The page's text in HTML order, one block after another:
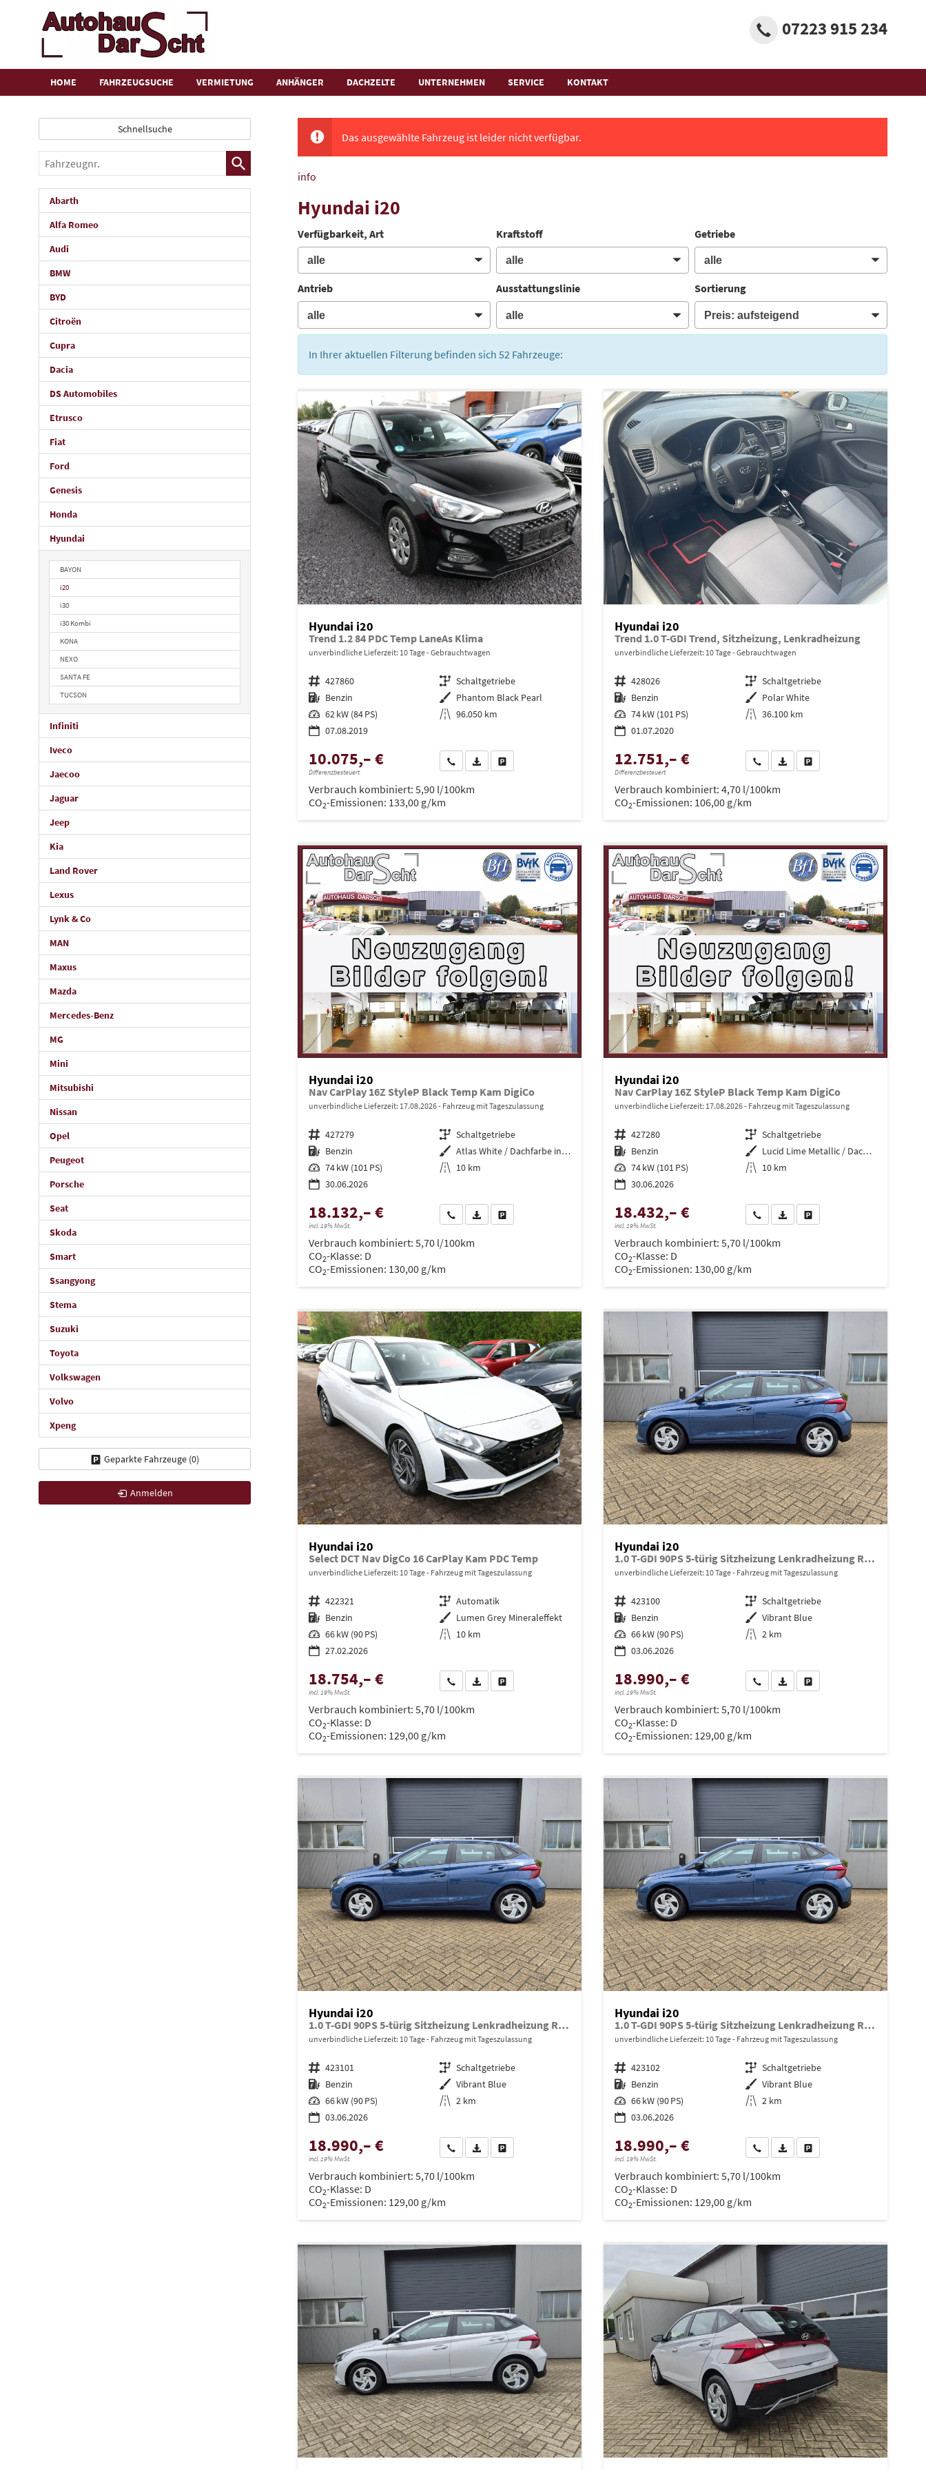
07223 915 234
HOME FAHRZEUGSUCHE VERMIETUNG ANHÄNGER DACHZELTE UNTERNEHMEN SERVICE KONTAKT
Das ausgewählte Fahrzeug ist leider nicht verfügbar.
info
Hyundai i20
Verfügbarkeit, Art Kraftstoff Getriebe
Antrieb Ausstattungslinie Sortierung
In Ihrer aktuellen Filterung befinden sich 52 Fahrzeuge:
Hyundai i20
Trend 1.2 84 PDC Temp LaneAs Klima
unverbindliche Lieferzeit: 10 Tage Gebrauchtwagen
Fahrzeugnr. 427860 Getriebe Schaltgetriebe
Kraftstoff Benzin Außenfarbe Phantom Black Pearl
Leistung 62 kW (84 PS) Kilometerstand 96.050 km
07.08.2019
10.075,– €
Differenzbesteuert
Wir rufen Sie anPDF-Datei, Fahrzeugexposé drucken
Drucken, parken oder vergleichen
Verbrauch kombiniert: 5,90 l/100km
CO2-Emissionen: 133,00 g/km
Hyundai i20
Trend 1.0 T-GDI Trend, Sitzheizung, Lenkradheizung
unverbindliche Lieferzeit: 10 Tage Gebrauchtwagen
Fahrzeugnr. 428026 Getriebe Schaltgetriebe
Kraftstoff Benzin Außenfarbe Polar White
Leistung 74 kW (101 PS) Kilometerstand 36.100 km
01.07.2020
12.751,– €
Differenzbesteuert
Wir rufen Sie anPDF-Datei, Fahrzeugexposé drucken
Drucken, parken oder
Verbrauch kombiniert: 4,70 l/100km
CO2-Emissionen: 106,00 g/km
Hyundai i20
Nav CarPlay 16Z StyleP Black Temp Kam DigiCo
unverbindliche Lieferzeit: 17.08.2026 Fahrzeug mit Tageszulassung
Fahrzeugnr. 427279 Getriebe Schaltgetriebe
Kraftstoff Benzin Außenfarbe
Atlas White / Dachfarbe in schwa
Leistung 74 kW (101 PS) Kilometerstand 10 km
30.06.2026
18.132,– €
incl. 19% MwSt.
Wir rufen Sie anPDF-Datei, Fahrzeugexposé drucken
Drucken, parken oder vergleichen
Verbrauch kombiniert: 5,70 l/100km
CO2-Klasse: D
CO2-Emissionen: 130,00 g/km
Hyundai i20
Nav CarPlay 16Z StyleP Black Temp Kam DigiCo
unverbindliche Lieferzeit: 17.08.2026 Fahrzeug mit Tageszulassung
Fahrzeugnr. 427280 Getriebe Schaltgetriebe
Kraftstoff Benzin Außenfarbe
Lucid Lime Metallic / Dachfarbe
Leistung 74 kW (101 PS) Kilometerstand 10 km
30.06.2026
18.432,– €
incl. 19% MwSt.
Wir rufen Sie anPDF-Datei, Fahrzeugexposé drucken
Drucken, parken oder
Verbrauch kombiniert: 5,70 l/100km
CO2-Klasse: D
CO2-Emissionen: 130,00 g/km
Hyundai i20
Select DCT Nav DigCo 16 CarPlay Kam PDC Temp
unverbindliche Lieferzeit: 10 Tage Fahrzeug mit Tageszulassung
Fahrzeugnr. 422321 Getriebe Automatik
Kraftstoff Benzin Außenfarbe Lumen Grey Mineraleffekt
Leistung 66 kW (90 PS) Kilometerstand 10 km
27.02.2026
18.754,– €
incl. 19% MwSt.
Wir rufen Sie anPDF-Datei, Fahrzeugexposé drucken
Drucken, parken oder vergleichen
Verbrauch kombiniert: 5,70 l/100km
CO2-Klasse: D
CO2-Emissionen: 129,00 g/km
Hyundai i20
1.0 T-GDI 90PS 5-türig Sitzheizung Lenkradheizung Rückf.Kamera PDC Klima Apple CarPlay Android Auto Tempomat Touchscreen
unverbindliche Lieferzeit: 10 Tage Fahrzeug mit Tageszulassung
Fahrzeugnr. 423100 Getriebe Schaltgetriebe
Kraftstoff Benzin Außenfarbe Vibrant Blue
Leistung 66 kW (90 PS) Kilometerstand 2 km
03.06.2026
18.990,– €
incl. 19% MwSt.
Wir rufen Sie anPDF-Datei, Fahrzeugexposé drucken
Drucken, parken oder
Verbrauch kombiniert: 5,70 l/100km
CO2-Klasse: D
CO2-Emissionen: 129,00 g/km
Hyundai i20
1.0 T-GDI 90PS 5-türig Sitzheizung Lenkradheizung Rückf.Kamera PDC Klima Apple CarPlay Android Auto Tempomat Touchscreen
unverbindliche Lieferzeit: 10 Tage Fahrzeug mit Tageszulassung
Fahrzeugnr. 423101 Getriebe Schaltgetriebe
Kraftstoff Benzin Außenfarbe Vibrant Blue
Leistung 66 kW (90 PS) Kilometerstand 2 km
03.06.2026
18.990,– €
incl. 19% MwSt.
Wir rufen Sie an
PDF-Datei, Fahrzeugexposé drucken
Drucken, parken oder vergleichen
Verbrauch kombiniert: 5,70 l/100km
CO2-Klasse: D
CO2-Emissionen: 129,00 g/km
Hyundai i20
1.0 T-GDI 90PS 5-türig Sitzheizung Lenkradheizung Rückf.Kamera PDC Klima Apple CarPlay Android Auto Tempomat Touchscreen
unverbindliche Lieferzeit: 10 Tage Fahrzeug mit Tageszulassung
Fahrzeugnr. 423102 Getriebe Schaltgetriebe
Kraftstoff Benzin Außenfarbe Vibrant Blue
Leistung 66 kW (90 PS) Kilometerstand 2 km
03.06.2026
18.990,– €
incl. 19% MwSt.
Wir rufen Sie an
PDF-Datei, Fahrzeugexposé drucken
Drucken, parken oder
Verbrauch kombiniert: 5,70 l/100km
CO2-Klasse: D
CO2-Emissionen: 129,00 g/km
Schnellsuche
Fahrzeugnr.
Abarth
Alfa Romeo
Audi
BMW
BYD
Citroën
Cupra
Dacia
DS Automobiles
Etrusco
Fiat
Ford
Genesis
Honda
Hyundai
BAYON
i20
i30
i30 Kombi
KONA
NEXO
SANTA FE
TUCSON
Infiniti
Iveco
Jaecoo
Jaguar
Jeep
Kia
Land Rover
Lexus
Lynk & Co
MAN
Maxus
Mazda
Mercedes-Benz
MG
Mini
Mitsubishi
Nissan
Opel
Peugeot
Porsche
Seat
Skoda
Smart
Ssangyong
Stema
Suzuki
Toyota
Volkswagen
Volvo
Xpeng
Geparkte Fahrzeuge (0)
Anmelden